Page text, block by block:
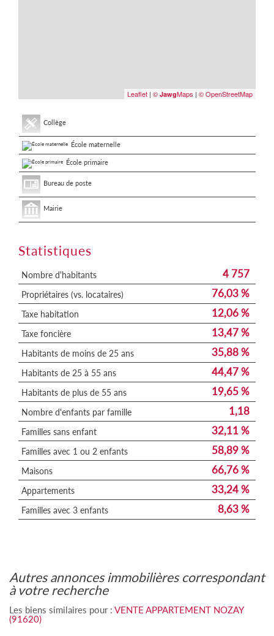
Leaflet | © JawgMaps | © OpenStreetMap
Collège
École maternelle
École primaire
Bureau de poste
Mairie
Statistiques
Nombre d'habitants 4 757
Propriétaires (vs. locataires) 76,03 %
Taxe habitation 12,06 %
Taxe foncière 13,47 %
Habitants de moins de 25 ans 35,88 %
Habitants de 25 à 55 ans 44,47 %
Habitants de plus de 55 ans 19,65 %
Nombre d'enfants par famille 1,18
Familles sans enfant 32,11 %
Familles avec 1 ou 2 enfants 58,89 %
Maisons 66,76 %
Appartements 33,24 %
Familles avec 3 enfants 8,63 %
autres annonces immobilières correspondant
à votre recherche
Les biens similaires pour : VENTE APPARTEMENT NOZAY
(91620)